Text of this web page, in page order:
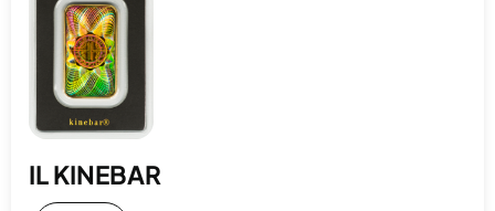
IL KINEBAR